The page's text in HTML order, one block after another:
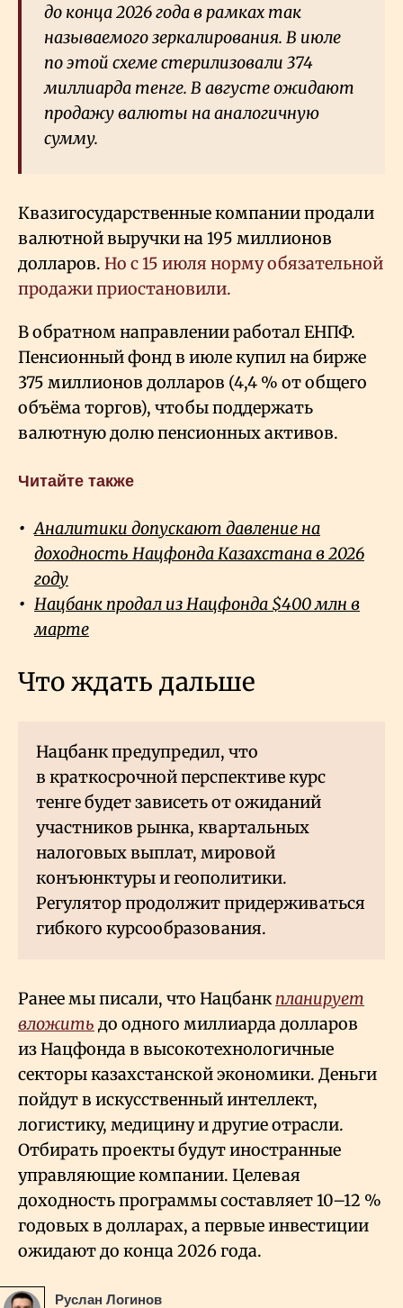
до конца 2026 года в рамках так
называемого зеркалирования. В июле
по этой схеме стерилизовали 374
миллиарда тенге. В августе ожидают
продажу валюты на аналогичную
сумму.
Квазигосударственные компании продали
валютной выручки на 195 миллионов
долларов. Но с 15 июля норму обязательной
продажи приостановили.
В обратном направлении работал ЕНПФ.
Пенсионный фонд в июле купил на бирже
375 миллионов долларов (4,4 % от общего
объёма торгов), чтобы поддержать
валютную долю пенсионных активов.
Читайте также
Аналитики допускают давление на
доходность Нацфонда Казахстана в 2026
году
Нацбанк продал из Нацфонда $400 млн в
марте
Что ждать дальше
Нацбанк предупредил, что
в краткосрочной перспективе курс
тенге будет зависеть от ожиданий
участников рынка, квартальных
налоговых выплат, мировой
конъюнктуры и геополитики.
Регулятор продолжит придерживаться
гибкого курсообразования.
Ранее мы писали, что Нацбанк планирует
вложить до одного миллиарда долларов
из Нацфонда в высокотехнологичные
секторы казахстанской экономики. Деньги
пойдут в искусственный интеллект,
логистику, медицину и другие отрасли.
Отбирать проекты будут иностранные
управляющие компании. Целевая
доходность программы составляет 10–12 %
годовых в долларах, а первые инвестиции
ожидают до конца 2026 года.
Руслан Логинов